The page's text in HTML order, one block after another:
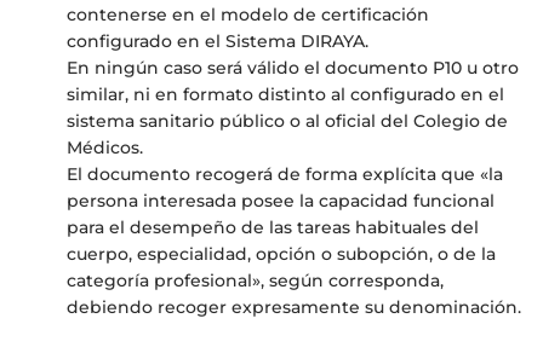
contenerse en el modelo de certificación
configurado en el Sistema DIRAYA.
En ningún caso será válido el documento P10 u otro
similar, ni en formato distinto al configurado en el
sistema sanitario público o al oficial del Colegio de
Médicos.
El documento recogerá de forma explícita que «la
persona interesada posee la capacidad funcional
para el desempeño de las tareas habituales del
cuerpo, especialidad, opción o subopción, o de la
categoría profesional», según corresponda,
debiendo recoger expresamente su denominación.